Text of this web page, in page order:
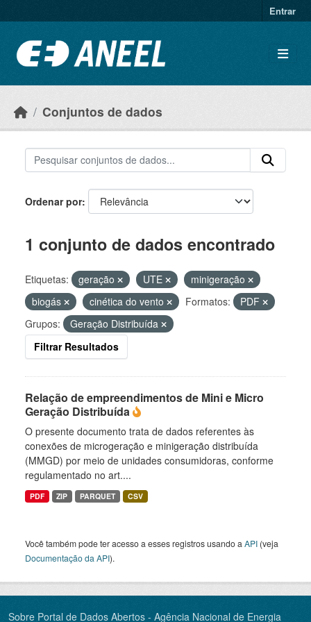
Entrar
Conjuntos de dados
Ordenar por
1 conjunto de dados encontrado
Etiquetas: geração UTE
minigeração
biogás
cinética do vento Formatos:
PDF
Grupos:
Geração Distribuída
Filtrar Resultados
Relação de empreendimentos de Mini e Micro
Geração Distribuída
O presente documento trata de dados referentes às
conexões de microgeração e minigeração distribuída
(MMGD) por meio de unidades consumidoras, conforme
regulamentado no art....
PDF ZIP PARQUET CSV
Você também pode ter acesso a esses registros usando a API (veja
Documentação da API).
Sobre Portal de Dados Abertos - Agência Nacional de Energia